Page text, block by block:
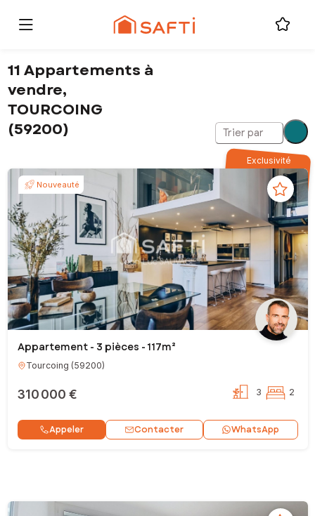
11 Appartements à
vendre,
TOURCOING
(59200)
Trier par
Exclusivité
Nouveauté
Appartement - 3 pièces - 117m²
Tourcoing (59200)
310 000 € 3 2
Appeler Contacter WhatsApp